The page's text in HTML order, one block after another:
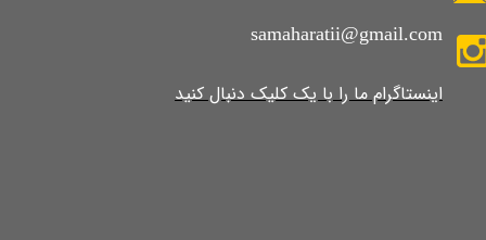
samaharatii@gmail.com
​​​​​​​​​اینستاگرام ما را با یک کلیک دنبال کنید